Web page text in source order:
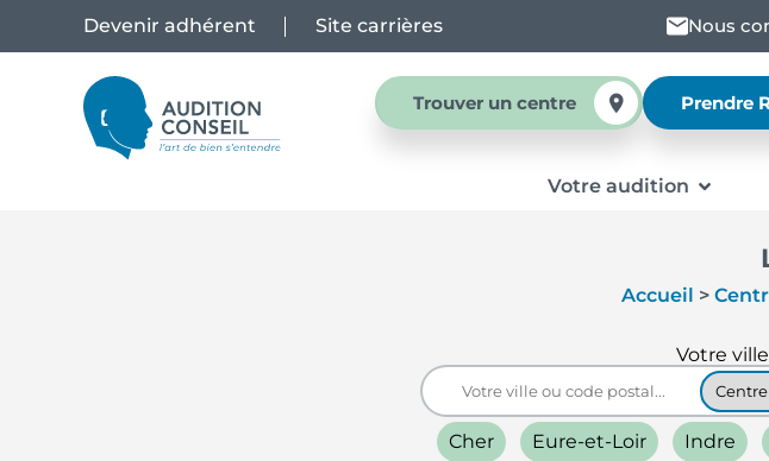
Devenir adhérent Site carrières Nous
Trouver un centre Prendre
Votre audition
Accueil >
Votre
Cher Eure-et-Loir Indre